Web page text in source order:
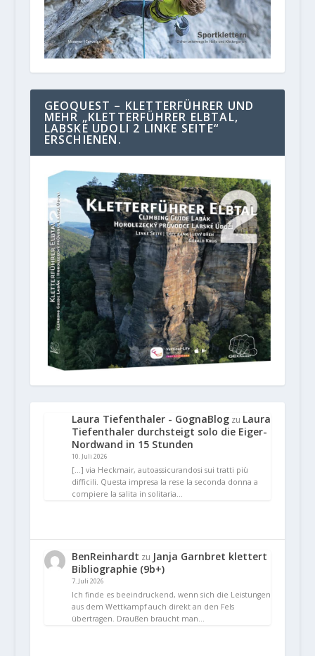
GEOQUEST – KLETTERFÜHRER UND
MEHR „KLETTERFÜHRER ELBTAL,
LABSKE UDOLI 2 LINKE SEITE“
ERSCHIENEN.
Laura Tiefenthaler - GognaBlogzu Laura
Tiefenthaler durchsteigt solo die Eiger-
Nordwand in 15 Stunden
10. Juli 2026
[…] via Heckmair, autoassicurandosi sui tratti più
difficili. Questa impresa la rese la seconda donna a
compiere la salita in solitaria…
BenReinhardt zu Janja Garnbret klettert
Bibliographie (9b+)
7. Juli 2026
Ich finde es beeindruckend, wenn sich die Leistungen
aus dem Wettkampf auch direkt an den Fels
übertragen. Draußen braucht man…